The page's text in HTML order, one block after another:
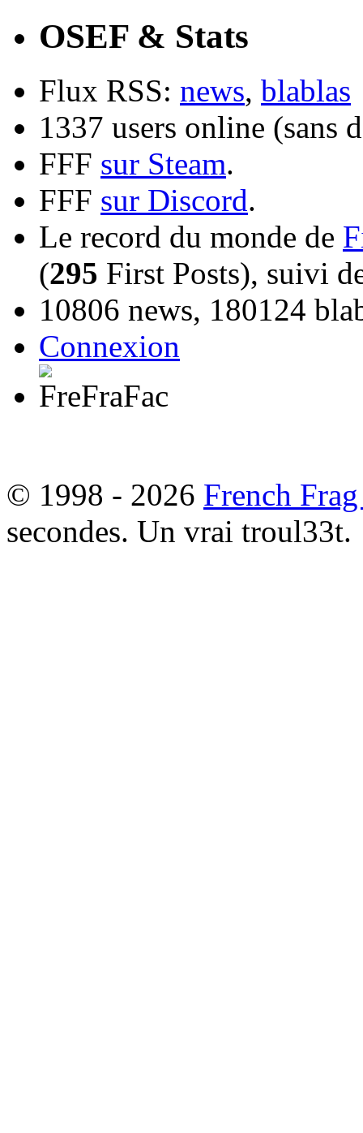
OSEF & Stats
Flux RSS: news, blablas
1337 users online (sans
FFF sur Steam.
FFF sur Discord.
Le record du monde de
(295 First Posts), suivi
10806 news, 180124
Connexion
© 1998 - 2026 French
secondes. Un vrai troul33t.